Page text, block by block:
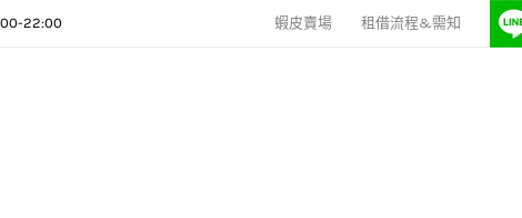
22:00 蝦皮賣場 租借流程&需知